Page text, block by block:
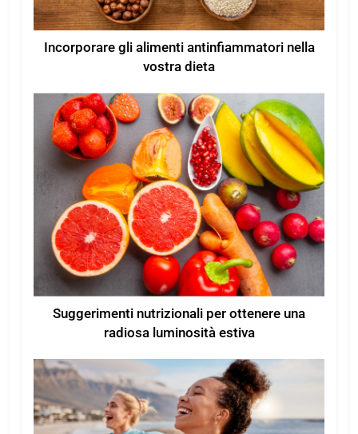
Incorporare gli alimenti antinfiammatori nella
vostra dieta
Suggerimenti nutrizionali per ottenere una
radiosa luminosità estiva